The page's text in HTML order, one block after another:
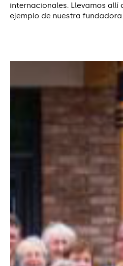
internacionales. Llevamos allí
ejemplo de nuestra fundadora.